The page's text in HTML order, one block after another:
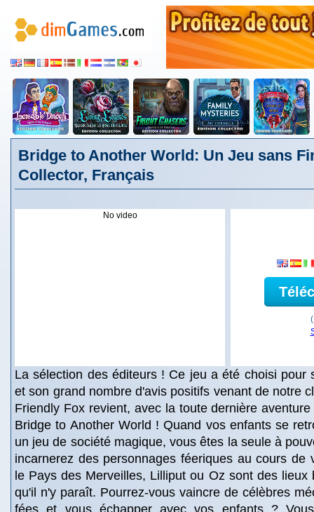
Bridge to Another World: Un Jeu sans
Collector, Français
No video
La sélection des éditeurs ! Ce jeu a été choisi pour
et son grand nombre d'avis positifs venant de notre
Friendly Fox revient, avec la toute dernière
Bridge to Another World ! Quand vos enfants se
un jeu de société magique, vous êtes la seule à
incarnerez des personnages féeriques au cours de
le Pays des Merveilles, Lilliput ou Oz sont des lieux
qu'il n'y paraît. Pourrez-vous vaincre de célèbres
fées et vous échapper avec vos enfants ?